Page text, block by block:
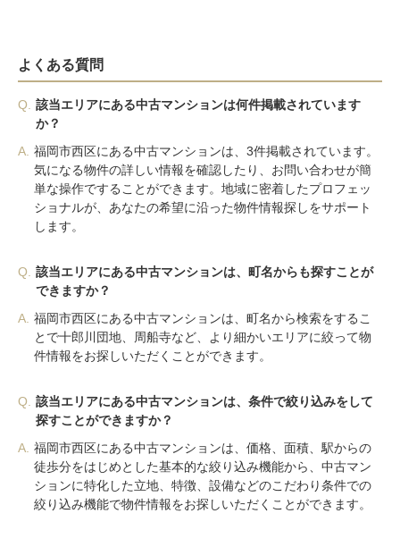
よくある質問
Q.
該当エリアにある中古マンションは何件掲載されています
か？
A. 福岡市西区にある中古マンションは、3件掲載されています。
気になる物件の詳しい情報を確認したり、お問い合わせが簡
単な操作ですることができます。地域に密着したプロフェッ
ショナルが、あなたの希望に沿った物件情報探しをサポート
します。
Q.
該当エリアにある中古マンションは、町名からも探すことが
できますか？
A. 福岡市西区にある中古マンションは、町名から検索をするこ
とで十郎川団地、周船寺など、より細かいエリアに絞って物
件情報をお探しいただくことができます。
Q.
該当エリアにある中古マンションは、条件で絞り込みをして
探すことができますか？
A. 福岡市西区にある中古マンションは、価格、面積、駅からの
徒歩分をはじめとした基本的な絞り込み機能から、中古マン
ションに特化した立地、特徴、設備などのこだわり条件での
絞り込み機能で物件情報をお探しいただくことができます。